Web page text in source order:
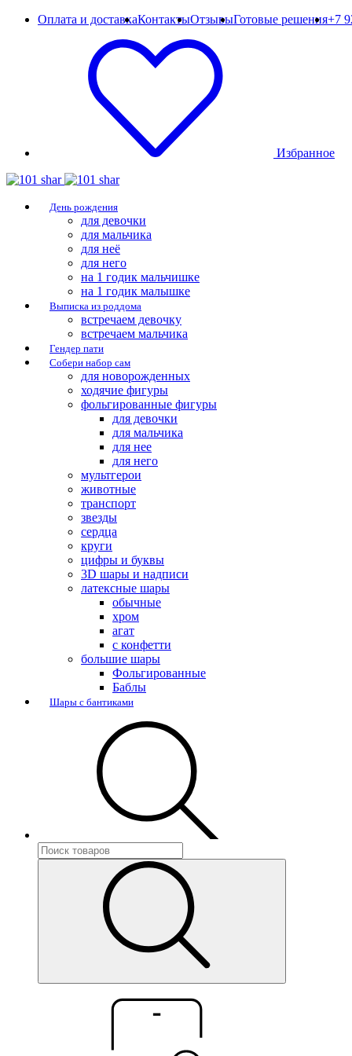
Оплата и доставкаКонтактыОтзывыГотовые решения+7
Избранное
День рождения
для девочки
для мальчика
для неё
для него
на 1 годик мальчишке
на 1 годик малышке
Выписка из роддома
встречаем девочку
встречаем мальчика
Гендер пати
Собери набор сам
для новорожденных
ходячие фигуры
фольгированные фигуры
для девочки
для мальчика
для нее
для него
мультгерои
животные
транспорт
звезды
сердца
круги
цифры и буквы
3D шары и надписи
латексные шары
обычные
хром
агат
с конфетти
большие шары
Фольгированные
Баблы
Шары с бантиками